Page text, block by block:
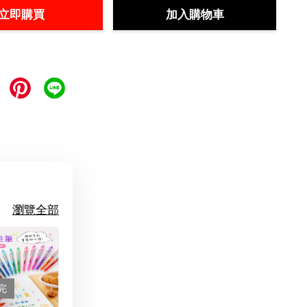
即購買 加入購物車
瀏覽全部